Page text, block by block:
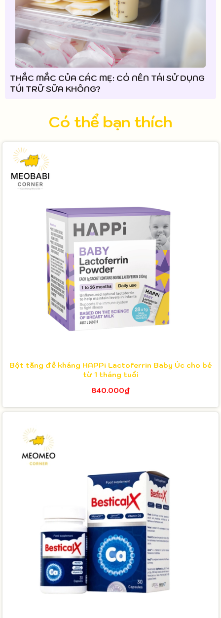
THẮC MẮC CỦA CÁC MẸ: CÓ NÊN TÁI SỬ DỤNG
TÚI TRỮ SỮA KHÔNG?
Có thể bạn thích
Bột tăng đề kháng HAPPi Lactoferrin Baby Úc cho bé
từ 1 tháng tuổi
840.000₫